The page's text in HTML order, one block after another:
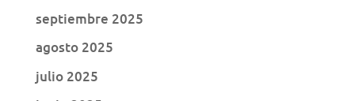
septiembre 2025
agosto 2025
julio 2025